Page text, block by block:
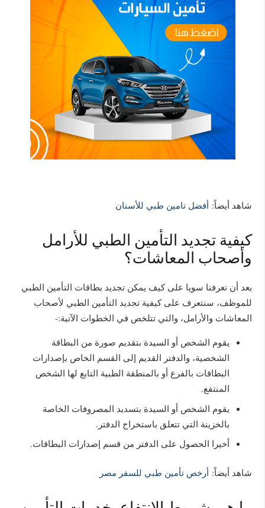
شاهد أيضاً:أفضل تامين طبي للأسنان
كيفية تجديد التأمين الطبي للأرامل
وأصحاب المعاشات؟
بعد أن تعرفنا سويا على كيف يمكن تجديد بطاقات التأمين الطبي
للموظف، سنتعرف على كيفية تجديد التأمين الطبي لأصحاب
المعاشات والأرامل، والتي تتلخص في الخطوات الآتية:-
يقوم الشخص أو السيدة بتقديم صورة من البطاقة
الشخصية، والدفتر القديم إلى القسم الخاص بإصدارات
البطاقات بالفرع أو بالمنطقة الطبية التابع لها الشخص
المنتفع.
يقوم الشخص أو السيدة بتسديد المصروفات الخاصة
بالخزينة التي تتعلق باستخراج الدفتر.
أخيرا الحصول على الدفتر من قسم إصدارات البطاقات.
شاهد أيضاً:أرخص تأمين طبي للسفر مصر